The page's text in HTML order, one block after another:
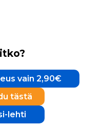
vain 2,90€
tästä
lehti